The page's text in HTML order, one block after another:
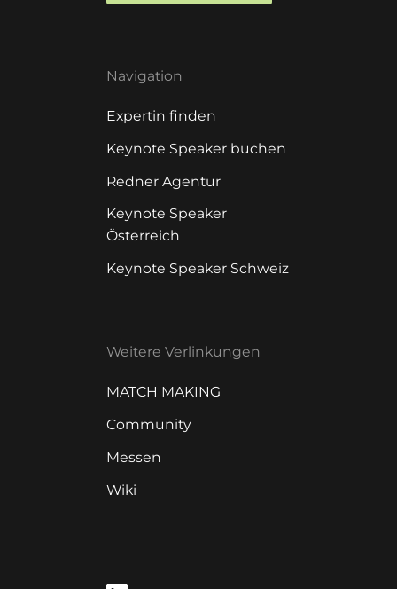
Navigation
Expertin finden
Keynote Speaker buchen
Redner Agentur
Keynote Speaker
Österreich
Keynote Speaker Schweiz
Weitere Verlinkungen
MATCH MAKING
Community
Messen
Wiki